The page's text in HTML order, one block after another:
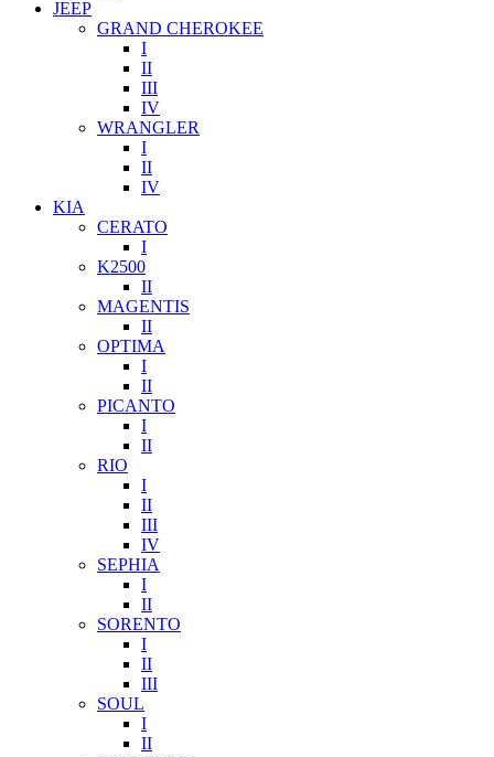
JEEP
GRAND CHEROKEE
I
II
III
IV
WRANGLER
I
II
IV
KIA
CERATO
I
K2500
II
MAGENTIS
II
OPTIMA
I
II
PICANTO
I
II
RIO
I
II
III
IV
SEPHIA
I
II
SORENTO
I
II
III
SOUL
I
II